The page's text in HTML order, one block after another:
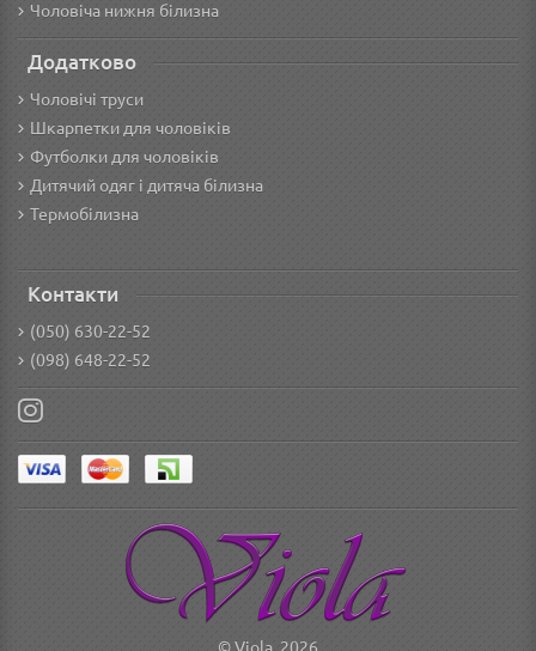
Чоловіча нижня білизна
Додатково
Чоловічі труси
Шкарпетки для чоловіків
Футболки для чоловіків
Дитячий одяг і дитяча білизна
Термобілизна
Контакти
(050) 630-22-52
(098) 648-22-52